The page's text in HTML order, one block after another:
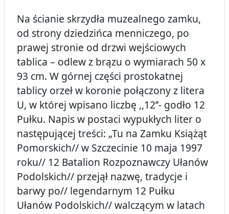
Na ścianie skrzydła muzealnego zamku,
od strony dziedzińca menniczego, po
prawej stronie od drzwi wejściowych
tablica – odlew z brązu o wymiarach 50 x
93 cm. W górnej części prostokatnej
tablicy orzeł w koronie połączony z litera
U, w której wpisano liczbę ,,12’’- godło 12
Pułku. Napis w postaci wypukłych liter o
następującej treści: „Tu na Zamku Książąt
Pomorskich// w Szczecinie 10 maja 1997
roku// 12 Batalion Rozpoznawczy Ułanów
Podolskich// przejął nazwę, tradycje i
barwy po// legendarnym 12 Pułku
Ułanów Podolskich// walczącym w latach